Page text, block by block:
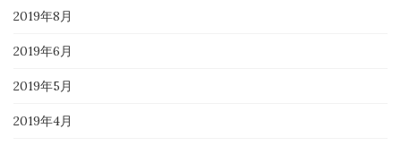
2019年8月
2019年6月
2019年5月
2019年4月